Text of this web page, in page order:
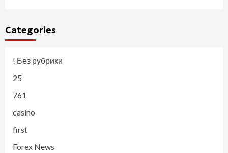
Categories
! Без рубрики
25
761
casino
first
Forex News